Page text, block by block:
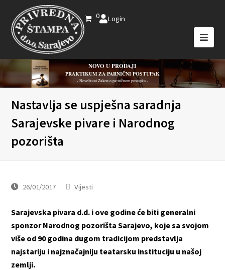
0 Login
NOVO U PRODAJI
PRAKTIKUM ZA PARNIČNI POSTUPAK
- Novelirani Zakon o parničnom postupku -
Nastavlja se uspješna saradnja
Sarajevske pivare i Narodnog
pozorišta
26/01/2017 Vijesti
Sarajevska pivara d.d. i ove godine će biti generalni
sponzor Narodnog pozorišta Sarajevo, koje sa svojom
više od 90 godina dugom tradicijom predstavlja
najstariju i najznačajniju teatarsku instituciju u našoj
zemlji.